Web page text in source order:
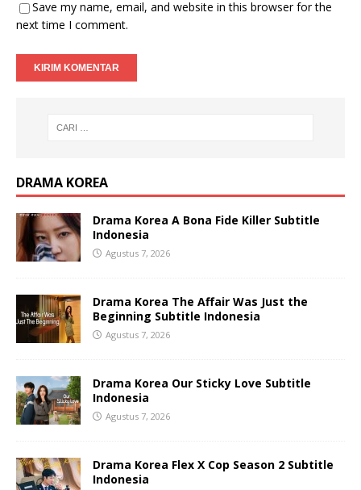
Save my name, email, and website in this browser for the
next time I comment.
DRAMA KOREA
Drama Korea A Bona Fide Killer Subtitle
Indonesia
Agustus 7, 2026
Drama Korea The Affair Was Just the
Beginning Subtitle Indonesia
Agustus 7, 2026
Drama Korea Our Sticky Love Subtitle
Indonesia
Agustus 7, 2026
Drama Korea Flex X Cop Season 2 Subtitle
Indonesia